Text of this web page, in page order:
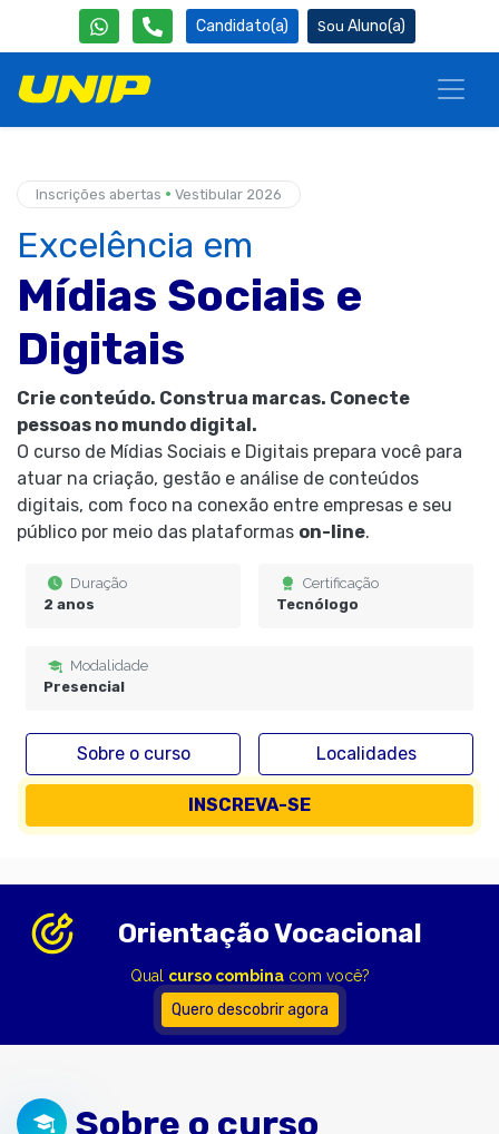
Candidato(a) Aluno(a)
Inscrições abertas • Vestibular 2026
Excelência em
Mídias Sociais e
Digitais
Crie conteúdo. Construa marcas. Conecte
pessoas no mundo digital.
O curso de Mídias Sociais e Digitais prepara você para
atuar na criação, gestão e análise de conteúdos
digitais, com foco na conexão entre empresas e seu
público por meio das plataformas on-line.
Duração
2 anos
Certificação
Tecnólogo
Modalidade
Presencial
Sobre o curso Localidades
INSCREVA-SE
Orientação Vocacional
Qual curso combinacom você?
Quero descobrir agora
Sobre o curso